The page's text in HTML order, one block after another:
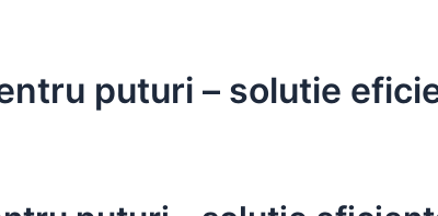
puturi – solutie